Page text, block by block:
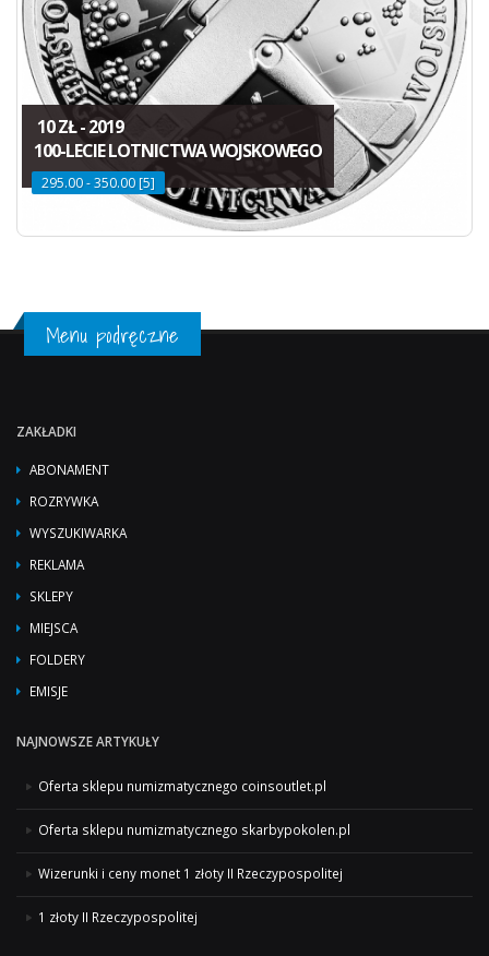
10 ZŁ - 2019
100-LECIE LOTNICTWA WOJSKOWEGO
295.00 - 350.00 [5]
Menu podręczne
ZAKŁADKI
ABONAMENT
ROZRYWKA
WYSZUKIWARKA
REKLAMA
SKLEPY
MIEJSCA
FOLDERY
EMISJE
NAJNOWSZE ARTYKUŁY
Oferta sklepu numizmatycznego coinsoutlet.pl
Oferta sklepu numizmatycznego skarbypokolen.pl
Wizerunki i ceny monet 1 złoty II Rzeczypospolitej
1 złoty II Rzeczypospolitej